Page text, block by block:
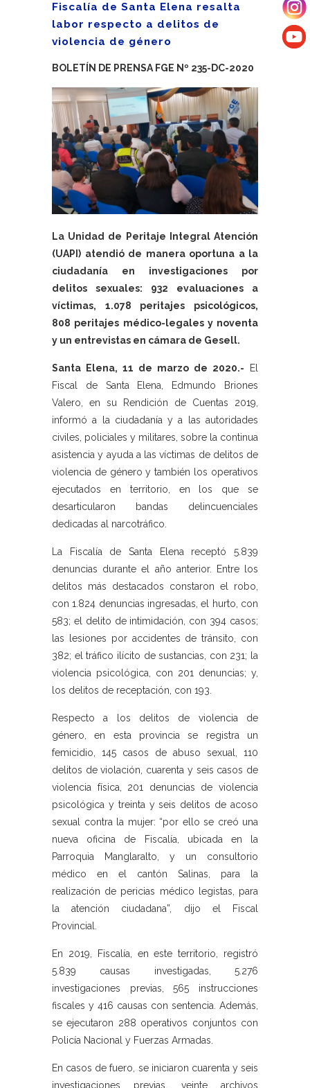
Fiscalía de Santa Elena resalta
labor respecto a delitos de
violencia de género
BOLETÍN DE PRENSA FGE Nº 235-DC-2020
La Unidad de Peritaje Integral Atención
(UAPI) atendió de manera oportuna a la
ciudadanía en investigaciones por
delitos sexuales: 932 evaluaciones a
víctimas, 1.078 peritajes psicológicos,
808 peritajes médico-legales y noventa
y un entrevistas en cámara de Gesell.
Santa Elena, 11 de marzo de 2020.- El
Fiscal de Santa Elena, Edmundo Briones
Valero, en su Rendición de Cuentas 2019,
informó a la ciudadanía y a las autoridades
civiles, policiales y militares, sobre la continua
asistencia y ayuda a las víctimas de delitos de
violencia de género y también los operativos
ejecutados en territorio, en los que se
desarticularon bandas delincuenciales
dedicadas al narcotráfico.
La Fiscalía de Santa Elena receptó 5.839
denuncias durante el año anterior. Entre los
delitos más destacados constaron el robo,
con 1.824 denuncias ingresadas, el hurto, con
583; el delito de intimidación, con 394 casos;
las lesiones por accidentes de tránsito, con
382; el tráfico ilícito de sustancias, con 231; la
violencia psicológica, con 201 denuncias; y,
los delitos de receptación, con 193.
Respecto a los delitos de violencia de
género, en esta provincia se registra un
femicidio, 145 casos de abuso sexual, 110
delitos de violación, cuarenta y seis casos de
violencia física, 201 denuncias de violencia
psicológica y treinta y seis delitos de acoso
sexual contra la mujer: “por ello se creó una
nueva oficina de Fiscalía, ubicada en la
Parroquia Manglaralto, y un consultorio
médico en el cantón Salinas, para la
realización de pericias médico legistas, para
la atención ciudadana”, dijo el Fiscal
Provincial.
En 2019, Fiscalía, en este territorio, registró
5.839 causas investigadas, 5.276
investigaciones previas, 565 instrucciones
fiscales y 416 causas con sentencia. Además,
se ejecutaron 288 operativos conjuntos con
Policía Nacional y Fuerzas Armadas.
En casos de fuero, se iniciaron cuarenta y seis
investigaciones previas, veinte archivos